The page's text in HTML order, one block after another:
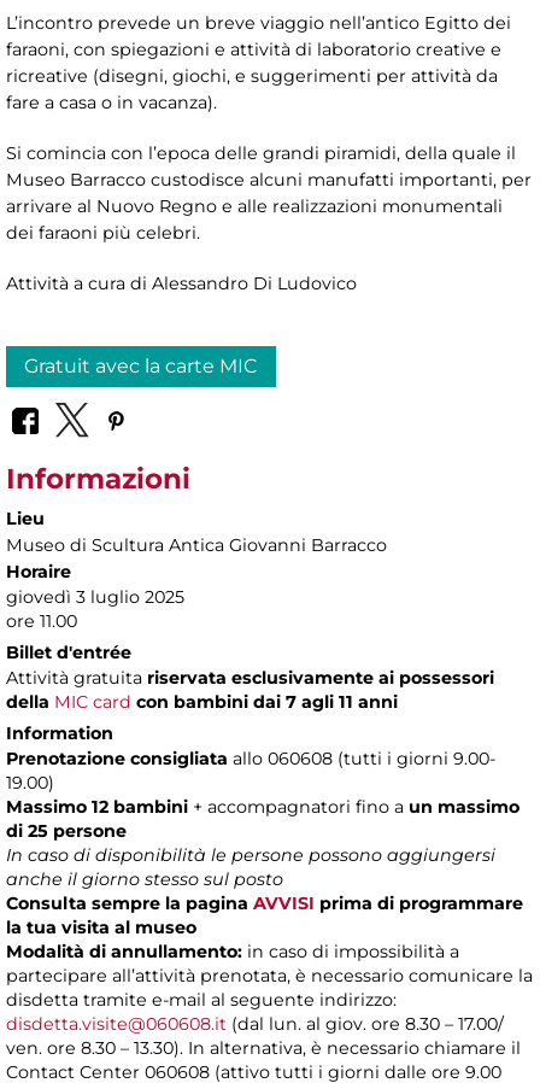
L’incontro prevede un breve viaggio nell’antico Egitto dei
faraoni, con spiegazioni e attività di laboratorio creative e
ricreative (disegni, giochi, e suggerimenti per attività da
fare a casa o in vacanza).
Si comincia con l’epoca delle grandi piramidi, della quale il
Museo Barracco custodisce alcuni manufatti importanti, per
arrivare al Nuovo Regno e alle realizzazioni monumentali
dei faraoni più celebri.
Attività a cura di Alessandro Di Ludovico
Gratuit avec la carte MIC
Informazioni
Lieu
Museo di Scultura Antica Giovanni Barracco
Horaire
giovedì 3 luglio 2025
ore 11.00
Billet d'entrée
Attività gratuita riservata esclusivamente ai possessori
della MIC card con bambini dai 7 agli 11 anni
Information
Prenotazione consigliata allo 060608 (tutti i giorni 9.00-
19.00)
Massimo 12 bambini + accompagnatori fino a un massimo
di 25 persone
In caso di disponibilità le persone possono aggiungersi
anche il giorno stesso sul posto
Consulta sempre la pagina AVVISI prima di programmare
la tua visita al museo
Modalità di annullamento: in caso di impossibilità a
partecipare all’attività prenotata, è necessario comunicare la
disdetta tramite e-mail al seguente indirizzo:
disdetta.visite@060608.it (dal lun. al giov. ore 8.30 – 17.00/
ven. ore 8.30 – 13.30). In alternativa, è necessario chiamare il
Contact Center 060608 (attivo tutti i giorni dalle ore 9.00